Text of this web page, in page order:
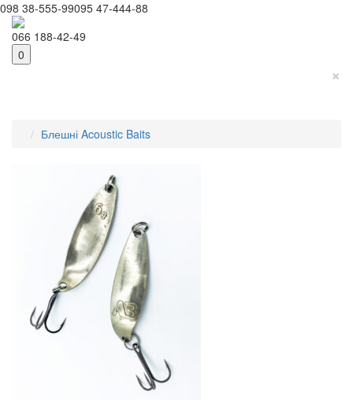
098 38-555-99095 47-444-88
066 188-42-49
0
×
Блешні Acoustic Baits